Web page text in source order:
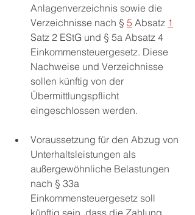
Anlagenverzeichnis sowie die
Verzeichnisse nach § 5 Absatz 1
Satz 2 EStG und § 5a Absatz 4
Einkommensteuergesetz. Diese
Nachweise und Verzeichnisse
sollen künftig von der
Übermittlungspflicht
eingeschlossen werden.
Voraussetzung für den Abzug von
Unterhaltsleistungen als
außergewöhnliche Belastungen
nach § 33a
Einkommensteuergesetz soll
künftig sein, dass die Zahlung